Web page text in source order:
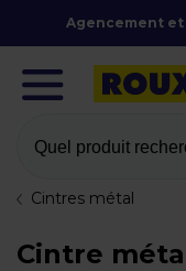
Agencement
Quel produit
Cintres métal
Cintre